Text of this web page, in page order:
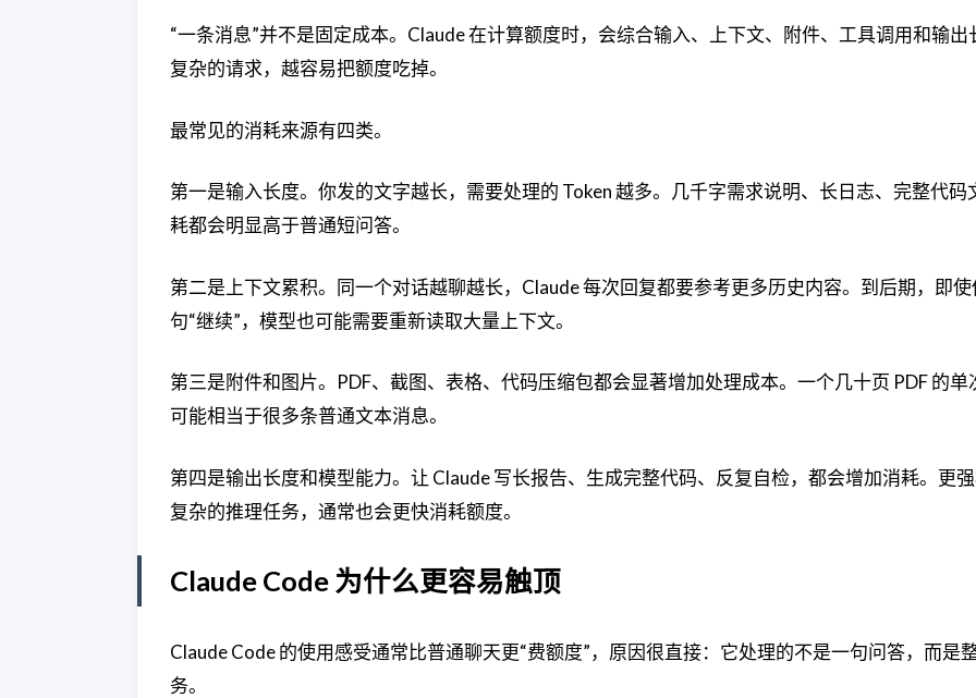
“一条消息”并不是固定成本。Claude 在计算额度时，会综合输入、上下文、附件、工具调用和输出
复杂的请求，越容易把额度吃掉。
最常见的消耗来源有四类。
第一是输入长度。你发的文字越长，需要处理的 Token 越多。几千字需求说明、长日志、完整代码
耗都会明显高于普通短问答。
第二是上下文累积。同一个对话越聊越长，Claude 每次回复都要参考更多历史内容。到后期，即
句“继续”，模型也可能需要重新读取大量上下文。
第三是附件和图片。PDF、截图、表格、代码压缩包都会显著增加处理成本。一个几十页 PDF 的单
可能相当于很多条普通文本消息。
第四是输出长度和模型能力。让 Claude 写长报告、生成完整代码、反复自检，都会增加消耗。更
复杂的推理任务，通常也会更快消耗额度。
Claude Code 为什么更容易触顶
Claude Code 的使用感受通常比普通聊天更“费额度”，原因很直接：它处理的不是一句问答，而是
务。